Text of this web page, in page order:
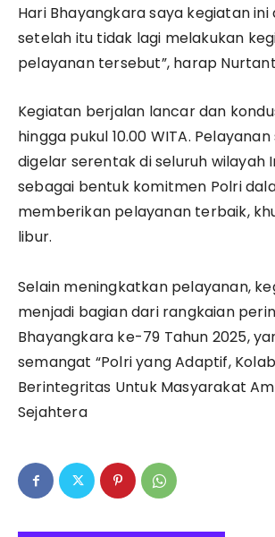
Hari Bhayangkara saya kegiatan ini
setelah itu tidak lagi melakukan
pelayanan tersebut”, harap
Kegiatan berjalan lancar dan
hingga pukul 10.00 WITA.
digelar serentak di seluruh wilayah
sebagai bentuk komitmen Polri
memberikan pelayanan terbaik,
libur.
Selain meningkatkan pelayanan,
menjadi bagian dari rangkaian
Bhayangkara ke-79 Tahun 2025,
semangat “Polri yang Adaptif,
Berintegritas Untuk Masyarakat
Sejahtera